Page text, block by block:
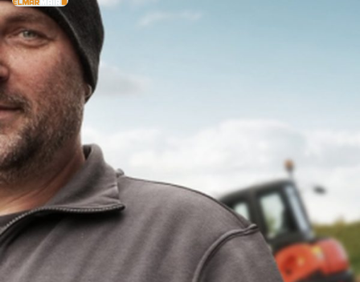
Vorarbeiter / Polier im Tief- und
Straßenbau
Schnellbewerbung starten
Details zum Job
Teilen
Stellenbeschreibung
Vorarbeiter / Polier im Tief- und Straßenbau